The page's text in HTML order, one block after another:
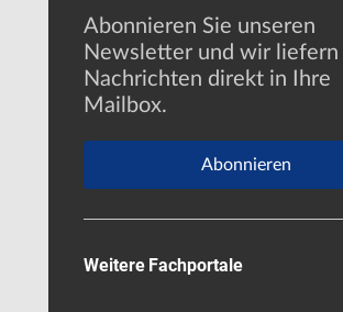
Abonnieren Sie unseren
Newsletter und wir liefern
Nachrichten direkt in Ihre
Mailbox.
Abonnieren
Weitere Fachportale